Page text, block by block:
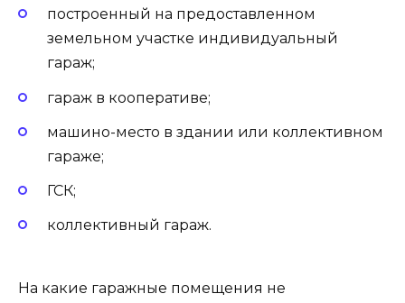
построенный на предоставленном
земельном участке индивидуальный
гараж;
гараж в кооперативе;
машино-место в здании или коллективном
гараже;
ГСК;
коллективный гараж.
На какие гаражные помещения не